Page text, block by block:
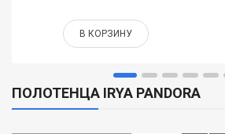
В КОРЗИНУ
ПОЛОТЕНЦА IRYA PANDORA